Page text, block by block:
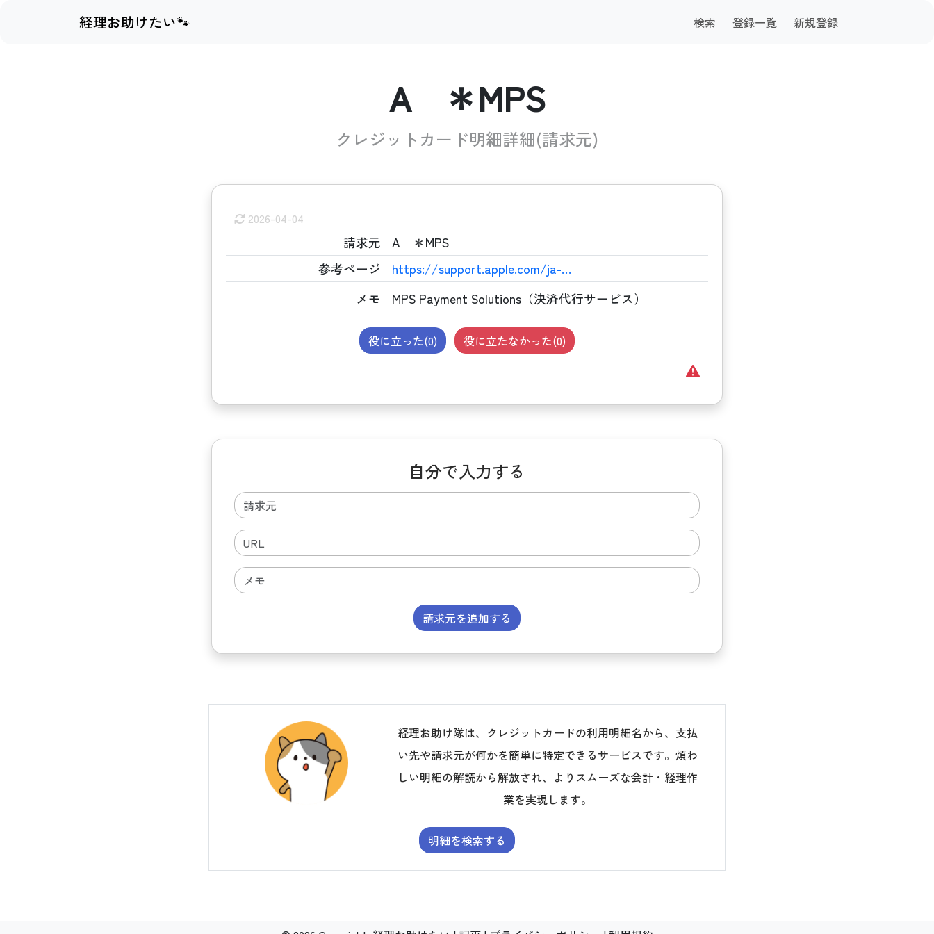
経理お助けたい🐾 検索 登録一覧 新規登録
A ＊MPS
クレジットカード明細詳細(請求元)
2026-04-04
請求元
A ＊MPS
参考ページ
https://support.apple.com/ja-…
メモ
MPS Payment Solutions（決済代行サービス）
役に立った(0) 役に立たなかった(0)
自分で入力する
請求元を追加する
経理お助け隊は、クレジットカードの利用明細名から、支払
い先や請求元が何かを簡単に特定できるサービスです。煩わ
しい明細の解読から解放され、よりスムーズな会計・経理作
業を実現します。
明細を検索する